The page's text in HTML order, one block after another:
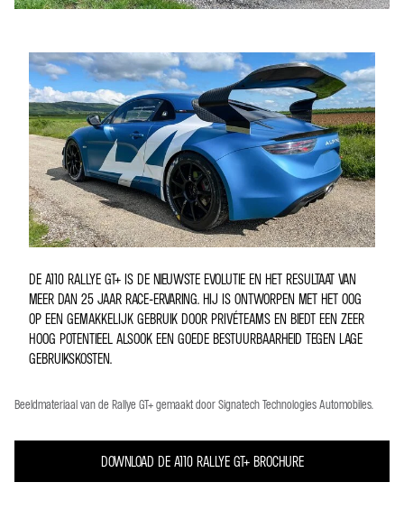
DE A110 RALLYE GT+ IS DE NIEUWSTE EVOLUTIE EN HET RESULTAAT VAN
MEER DAN 25 JAAR RACE-ERVARING. HIJ IS ONTWORPEN MET HET OOG
OP EEN GEMAKKELIJK GEBRUIK DOOR PRIVÉTEAMS EN BIEDT EEN ZEER
HOOG POTENTIEEL ALSOOK EEN GOEDE BESTUURBAARHEID TEGEN LAGE
GEBRUIKSKOSTEN.
Beeldmateriaal van de Rallye GT+ gemaakt door Signatech Technologies Automobiles.
DOWNLOAD DE A110 RALLYE GT+ BROCHURE